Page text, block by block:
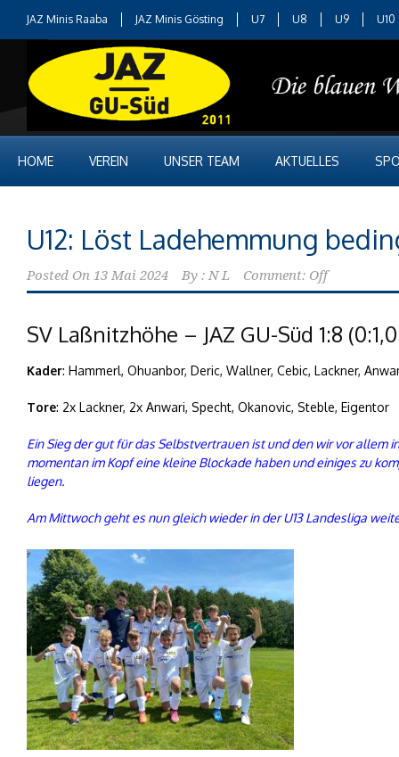
JAZ Minis Raaba JAZ Minis Gösting U7 U8 U9 U10
HOME VEREIN UNSER TEAM AKTUELLES
U12: Löst Ladehemmung
Posted On 13 Mai 2024 By : N L Comment: Off
SV Laßnitzhöhe – JAZ GU-Süd 1:8
Kader: Hammerl, Ohuanbor, Deric, Wallner, Cebic, Lackner,
Tore: 2x Lackner, 2x Anwari, Specht, Okanovic, Steble, Eigentor
Ein Sieg der gut für das Selbstvertrauen ist und den wir vor
momentan im Kopf eine kleine Blockade haben und einiges zu
liegen.
Am Mittwoch geht es nun gleich wieder in der U13 Landesliga